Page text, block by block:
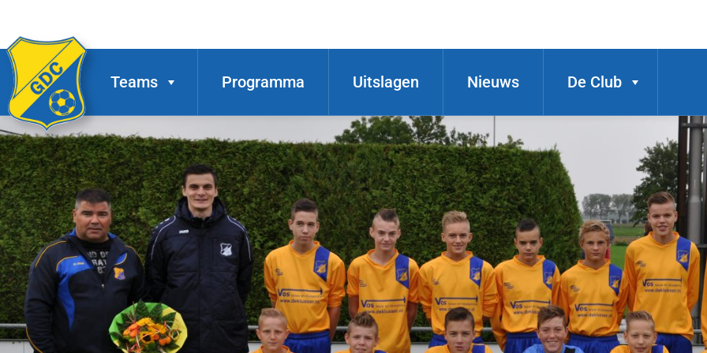
Teams Programma Uitslagen Nieuws De Club